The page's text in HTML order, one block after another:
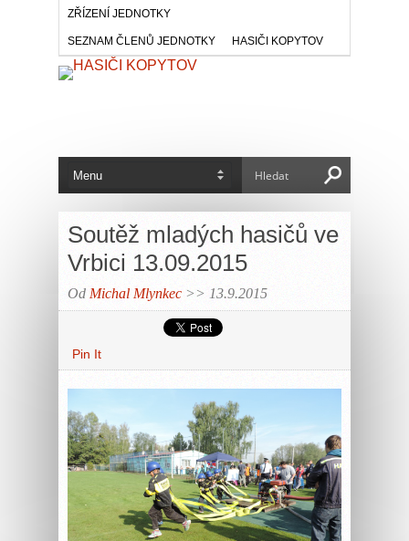
ZŘÍZENÍ JEDNOTKY
SEZNAM ČLENŮ JEDNOTKY HASIČI KOPYTOV
Soutěž mladých hasičů ve
Vrbici 13.09.2015
Od Michal Mlynkec >> 13.9.2015
Pin It